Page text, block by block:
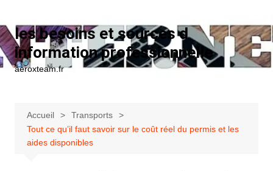
les besoins et sources d
information professionnelle
aeroxteam.fr
Accueil
Transports
Tout ce qu’il faut savoir sur le coût réel du permis et les
aides disponibles